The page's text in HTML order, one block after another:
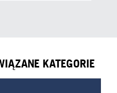
KATEGORIE